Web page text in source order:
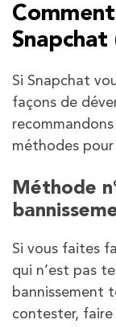
Si Snapchat
façons de
méthodes
Méthode
Si vous faites
qui n’est pas
bannissement
contester,